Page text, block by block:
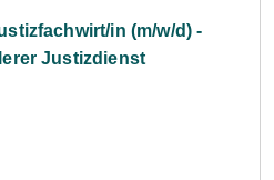
in (m/w/d) -
Justizdienst